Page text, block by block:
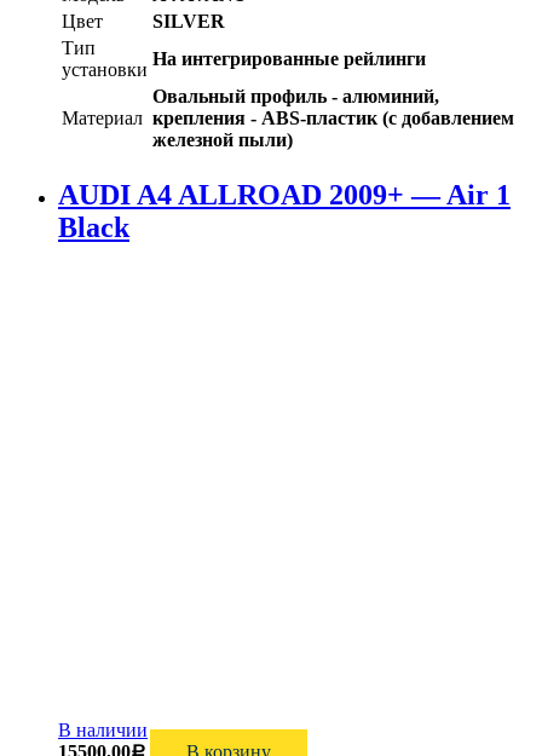
Цвет
SILVER
Тип
установки
На интегрированные рейлинги
Материал
Овальный профиль - алюминий,
крепления - ABS-пластик (с добавлением
железной пыли)
AUDI A4 ALLROAD 2009+ — Air 1
Black
В наличии
15500,00Р
В корзину